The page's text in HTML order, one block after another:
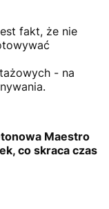
fakt, że nie
- na
Maestro
co skraca czas